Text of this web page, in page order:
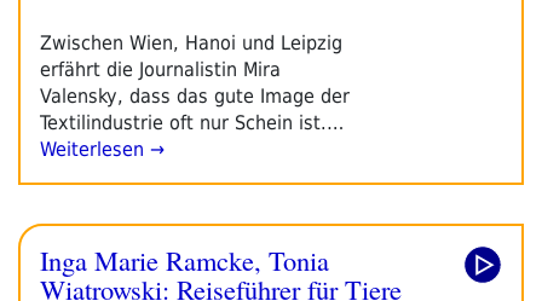
Zwischen Wien, Hanoi und Leipzig
erfährt die Journalistin Mira
Valensky, dass das gute Image der
Textilindustrie oft nur Schein ist.…
Weiterlesen →
Inga Marie Ramcke, Tonia
Wiatrowski: Reiseführer für Tiere